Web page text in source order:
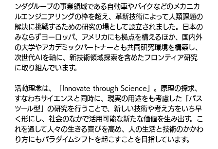
ンダグループの事業領域である自動車やバイクなどのメカニカ
ルエンジニアリングの枠を超え、革新技術によって人類課題の
解決に挑戦するための研究の場として設立されました。日本の
みならずヨーロッパ、アメリカにも拠点を構えるほか、国内外
の大学やアカデミックパートナーとも共同研究環境を構築し、
次世代AIを軸に、新技術領域探索を含めたフロンティア研究
に取り組んでいます。
活動理念は、「Innovate through Science」。原理の探求、
すなわちサイエンスと同時に、現実の用途をも考慮した「パス
ツール型」の研究を行うことで、新しい技術や考え方をいち早
く形にし、社会のなかで活用可能な新たな価値を生み出す。こ
れを通して人々の生きる喜びを高め、人の生活と技術のかかわ
り方にもパラダイムシフトを起こすことを目指しています。